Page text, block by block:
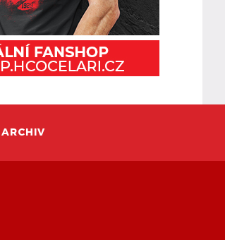
ARCHIV